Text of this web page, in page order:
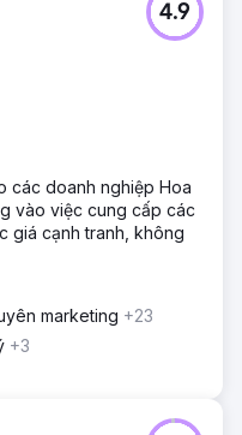
4.9
các doanh nghiệp Hoa
vào việc cung cấp các
giá cạnh tranh, không
marketing +23
+3